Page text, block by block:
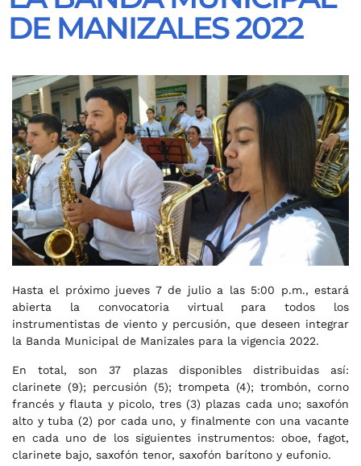
DE MANIZALES 2022
Hasta el próximo jueves 7 de julio a las 5:00 p.m., estará
abierta la convocatoria virtual para todos los
instrumentistas de viento y percusión, que deseen integrar
la Banda Municipal de Manizales para la vigencia 2022.
En total, son 37 plazas disponibles distribuidas así:
clarinete (9); percusión (5); trompeta (4); trombón, corno
francés y flauta y picolo, tres (3) plazas cada uno; saxofón
alto y tuba (2) por cada uno, y finalmente con una vacante
en cada uno de los siguientes instrumentos: oboe, fagot,
clarinete bajo, saxofón tenor, saxofón barítono y eufonio.